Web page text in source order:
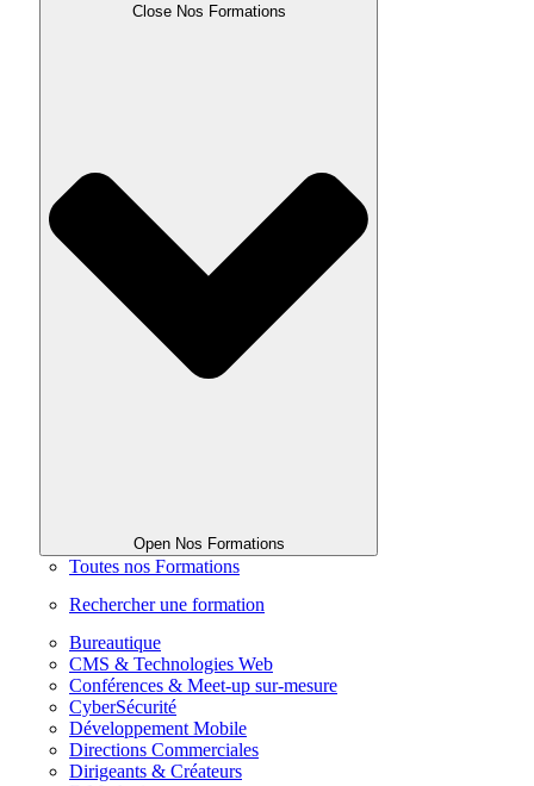
Close Nos Formations
Open Nos Formations
Toutes nos Formations
Rechercher une formation
Bureautique
CMS & Technologies Web
Conférences & Meet-up sur-mesure
CyberSécurité
Développement Mobile
Directions Commerciales
Dirigeants & Créateurs